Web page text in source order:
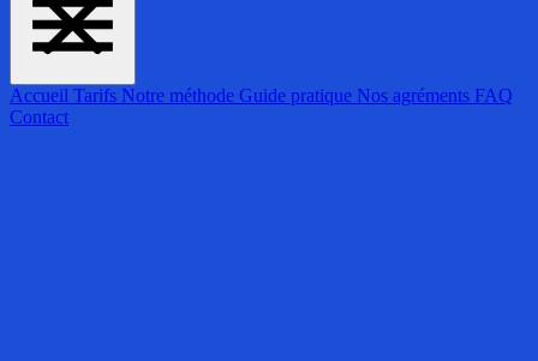
Accueil Tarifs Notre méthode Guide pratique Nos agréments FAQ
Contact
Accueil